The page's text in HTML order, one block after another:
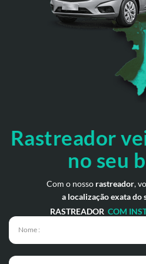
Rastreador
no seu
Com o nosso rastreador,
a localização exata do
RASTREADOR COM